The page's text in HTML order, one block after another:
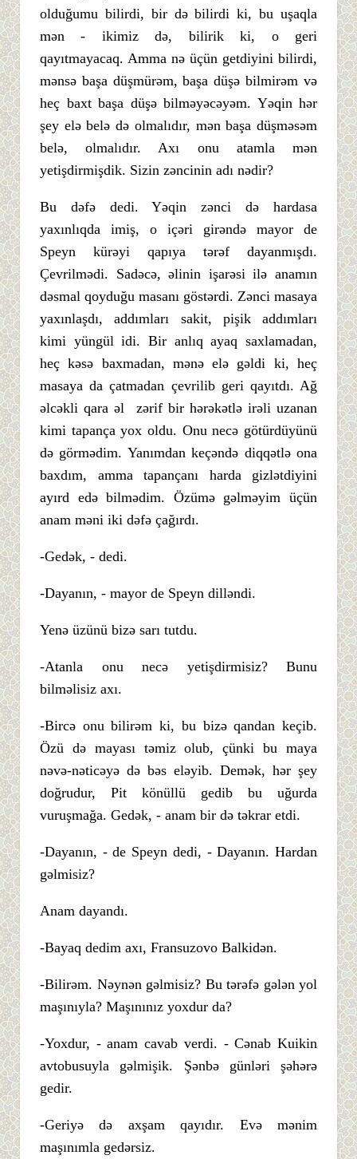
olduğumu bilirdi, bir də bilirdi ki, bu uşaqla
mən - ikimiz də, bilirik ki, o geri
qayıtmayacaq. Amma nə üçün getdiyini bilirdi,
mənsə başa düşmürəm, başa düşə bilmirəm və
heç baxt başa düşə bilməyəcəyəm. Yəqin hər
şey elə belə də olmalıdır, mən başa düşməsəm
belə, olmalıdır. Axı onu atamla mən
yetişdirmişdik. Sizin zəncinin adı nədir?
Bu dəfə dedi. Yəqin zənci də hardasa
yaxınlıqda imiş, o içəri girəndə mayor de
Speyn kürəyi qapıya tərəf dayanmışdı.
Çevrilmədi. Sadəcə, əlinin işarəsi ilə anamın
dəsmal qoyduğu masanı göstərdi. Zənci masaya
yaxınlaşdı, addımları sakit, pişik addımları
kimi yüngül idi. Bir anlıq ayaq saxlamadan,
heç kəsə baxmadan, mənə elə gəldi ki, heç
masaya da çatmadan çevrilib geri qayıtdı. Ağ
əlcəkli qara əl zərif bir hərəkətlə irəli uzanan
kimi tapança yox oldu. Onu necə götürdüyünü
də görmədim. Yanımdan keçəndə diqqətlə ona
baxdım, amma tapançanı harda gizlətdiyini
ayırd edə bilmədim. Özümə gəlməyim üçün
anam məni iki dəfə çağırdı.
-Gedək, - dedi.
-Dayanın, - mayor de Speyn dilləndi.
Yenə üzünü bizə sarı tutdu.
-Atanla onu necə yetişdirmisiz? Bunu
bilməlisiz axı.
-Bircə onu bilirəm ki, bu bizə qandan keçib.
Özü də mayası təmiz olub, çünki bu maya
nəvə-nəticəyə də bəs eləyib. Demək, hər şey
doğrudur, Pit könüllü gedib bu uğurda
vuruşmağa. Gedək, - anam bir də təkrar etdi.
-Dayanın, - de Speyn dedi, - Dayanın. Hardan
gəlmisiz?
Anam dayandı.
-Bayaq dedim axı, Fransuzovo Balkidən.
-Bilirəm. Nəynən gəlmisiz? Bu tərəfə gələn yol
maşınıyla? Maşınınız yoxdur da?
-Yoxdur, - anam cavab verdi. - Cənab Kuikin
avtobusuyla gəlmişik. Şənbə günləri şəhərə
gedir.
-Geriyə də axşam qayıdır. Evə mənim
maşınımla gedərsiz.